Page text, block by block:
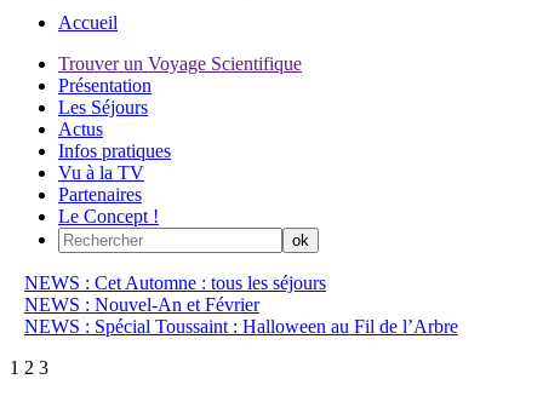
Accueil
Trouver un Voyage Scientifique
Présentation
Les Séjours
Actus
Infos pratiques
Vu à la TV
Partenaires
Le Concept !
NEWS : Cet Automne : tous les séjours
NEWS : Nouvel-An et Février
NEWS : Spécial Toussaint : Halloween au Fil de l’Arbre
1 2 3